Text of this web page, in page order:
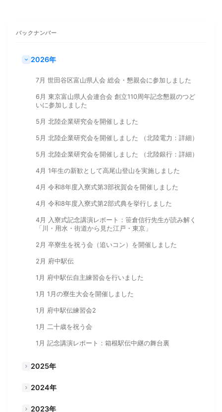
バックナンバー
2026年
7月 世田谷区富山県人会 総会・懇親会に参加しました
6月 東京富山県人会連合会 創立110周年記念懇親のつど
いに参加しました
5月 北陸企業研究会を開催しました
5月 北陸企業研究会を開催しました （北陸電力：詳細）
5月 北陸企業研究会を開催しました （北陸銀行：詳細）
4月 1年生の新歓として高尾山登山を実施しました
4月 令和8年度入寮式第3部祝賀会を開催しました
4月 令和8年度入寮式第2部式典を挙行しました
4月 入寮式記念講演レポート：笹倉信行先生が読み解く
「川・用水・街道から見た江戸・東京」
2月 卒寮生を祝う会（追いコン）を開催しました
2月 府中駅伝
1月 府中駅伝自主練習会を行いました
1月 1月の寮生大会を開催しました
1月 府中駅伝練習会2
1月 二十歳を祝う会
1月 記念講演レポート：箱根駅伝中継の舞台裏
2025年
2024年
2023年